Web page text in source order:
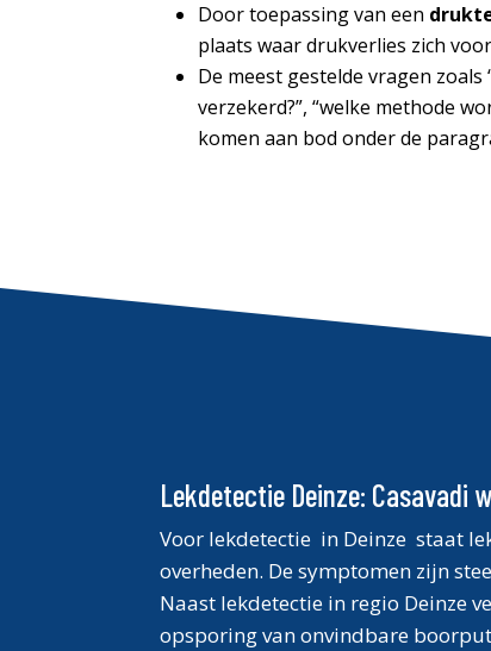
Door toepassing van een
plaats waar drukverlies zich
De meest gestelde vragen zoals
verzekerd?”, “welke methode
komen aan bod onder de
Lekdetectie Deinze:
Voor lekdetectie in Deinze staat
overheden. De symptomen zijn
Naast lekdetectie in regio Deinze
opsporing van onvindbare